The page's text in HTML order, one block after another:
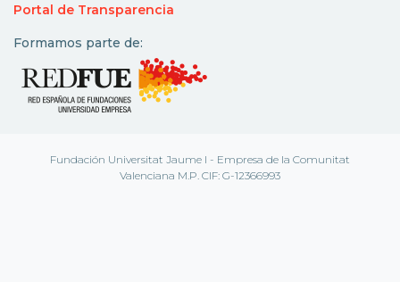
Portal de Transparencia
Formamos parte de:
Fundación Universitat Jaume I - Empresa de la Comunitat
Valenciana M.P. CIF: G-12366993